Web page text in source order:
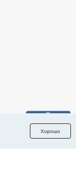
Хорошо